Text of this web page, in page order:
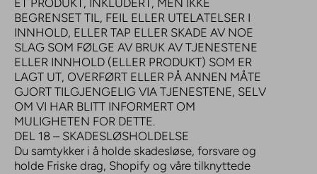
BEGRENSET TIL, FEIL ELLER UTELATELSER I
INNHOLD, ELLER TAP ELLER SKADE AV NOE
SLAG SOM FØLGE AV BRUK AV TJENESTENE
ELLER INNHOLD (ELLER PRODUKT) SOM ER
LAGT UT, OVERFØRT ELLER PÅ ANNEN MÅTE
GJORT TILGJENGELIG VIA TJENESTENE, SELV
OM VI HAR BLITT INFORMERT OM
MULIGHETEN FOR DETTE.
DEL 18 – SKADESLØSHOLDELSE
Du samtykker i å holde skadesløse, forsvare og
holde Friske drag, Shopify og våre tilknyttede